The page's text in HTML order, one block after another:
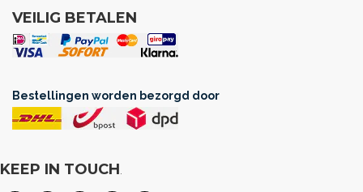
VEILIG BETALEN
Bestellingen worden bezorgd door
KEEP IN TOUCH.